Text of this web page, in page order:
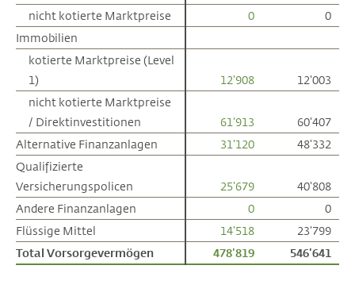
nicht kotierte Marktpreise
0
0
Immobilien
kotierte Marktpreise (Level
1)
12'908
12'003
nicht kotierte Marktpreise
/ Direktinvestitionen
61'913
60'407
Alternative Finanzanlagen
31'120
48'332
Qualifizierte
Versicherungspolicen
25'679
40'808
Andere Finanzanlagen
0
0
Flüssige Mittel
14'518
23'799
Total Vorsorgevermögen
478'819 546'641
nicht kotierte Marktpreise
Immobilien
kotierte Marktpreise (Level
1)
nicht kotierte Marktpreise
/ Direktinvestitionen
Alternative Finanzanlagen
Qualifizierte
Versicherungspolicen
Andere Finanzanlagen
Flüssige Mittel
Total Vorsorgevermögen